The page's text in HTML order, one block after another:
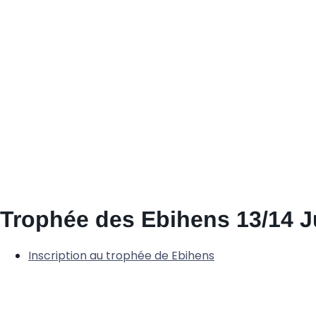
Trophée des Ebihens 13/14
Inscription au trophée de Ebihens